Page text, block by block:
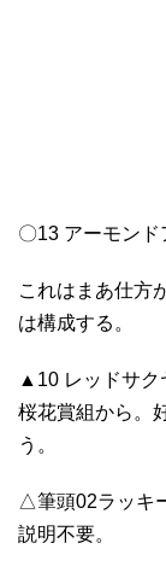
〇13 アーモンド
これはまあ仕方
は構成する。
▲10 レッドサク
桜花賞組から。
う。
△筆頭02ラッキ
説明不要。